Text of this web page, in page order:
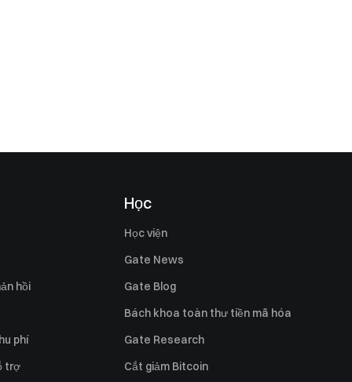
hồi
phí
trợ
Học
Học viện
Gate News
Gate Blog
Bách khoa toàn thư tiền mã hóa
Gate Research
Cắt giảm Bitcoin